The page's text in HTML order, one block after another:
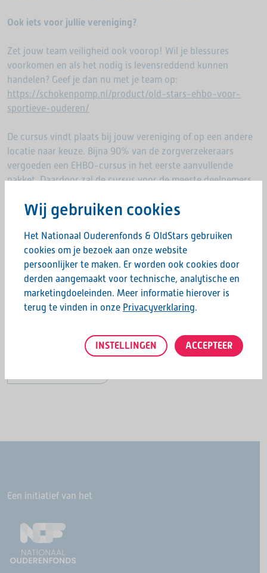
Ook iets voor jullie vereniging?
Zet jouw team veiligheid ook voorop! Wil je blessures
voorkomen en als het nodig is levensreddend kunnen
handelen? Geef je dan nu met je team op:
https://schokenpomp.nl/product/old-stars-ehbo-voor-
sportieve-ouderen/
De cursus vindt plaats bij jouw vereniging of op een andere
locatie naar keuze. Bijna 90% van de zorgverzekeraars
vergoeden een EHBO-cursus in het eerste aanvullende
pakket. Daardoor zal de cursus voor de meeste deelnemers
gecertificeerd. Check hier of je deelname gratis
https://schokenpomp.nl/wp-
content/uploads/2022/12/vergoedingen-ehbo-2023.pdf
Zijn er nog vragen na het lezen van de informatie op de
website van Schok & Pomp mail dan naar info@oldstars.nl
of bel met 088 – 344 2000
Deel deze pagina:
Wij gebruiken cookies
Het Nationaal Ouderenfonds & OldStars gebruiken
cookies om je bezoek aan onze website
persoonlijker te maken. Er worden ook cookies door
derden aangemaakt voor technische, analytische en
marketingdoeleinden. Meer informatie hierover is
terug te vinden in onze Privacyverklaring.
INSTELLINGEN ACCEPTEER
Een initiatief van het